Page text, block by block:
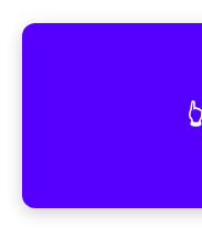
👆